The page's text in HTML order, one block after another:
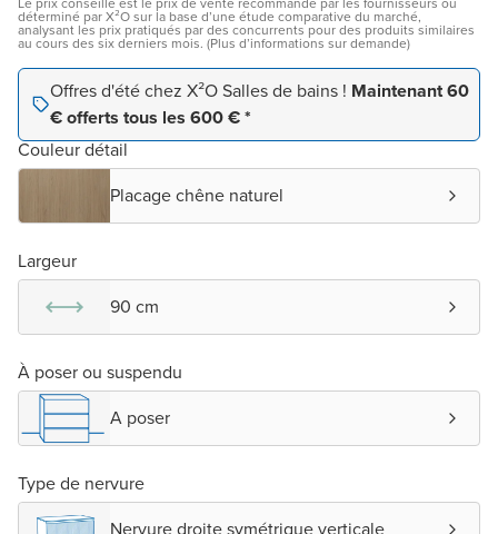
déterminé par X²O sur la base d’une étude comparative du marché,
analysant les prix pratiqués par des concurrents pour des produits similaires
au cours des six derniers mois. (Plus d’informations sur demande)
Offres d'été chez X²O Salles de bains ! Maintenant 60
€ offerts tous les 600 € *
Couleur détail
Placage chêne naturel
Largeur
90 cm
À poser ou suspendu
A poser
Type de nervure